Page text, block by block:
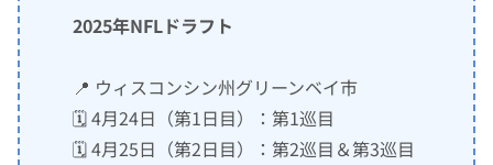
2025年NFLドラフト
📍 ウィスコンシン州グリーンベイ市
🗓️ 4月24日（第1日目）：第1巡目
🗓️ 4月25日（第2日目）：第2巡目＆第3巡目